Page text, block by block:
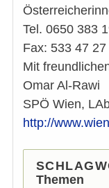
Tel. 0650 383
Fax: 533 47
Mit
Omar Al-Rawi
SPÖ Wien,
http://
Themen